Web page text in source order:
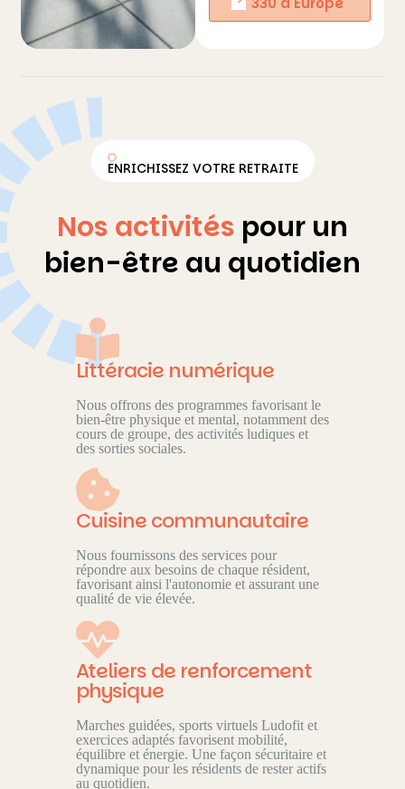
ENRICHISSEZ VOTRE RETRAITE
Nos activités pour un
bien-être au quotidien
Littéracie numérique
Nous offrons des programmes favorisant le
bien-être physique et mental, notamment des
cours de groupe, des activités ludiques et
des sorties sociales.
Cuisine communautaire
Nous fournissons des services pour
répondre aux besoins de chaque résident,
favorisant ainsi l'autonomie et assurant une
qualité de vie élevée.
Ateliers de renforcement
physique
Marches guidées, sports virtuels Ludofit et
exercices adaptés favorisent mobilité,
équilibre et énergie. Une façon sécuritaire et
dynamique pour les résidents de rester actifs
au quotidien.